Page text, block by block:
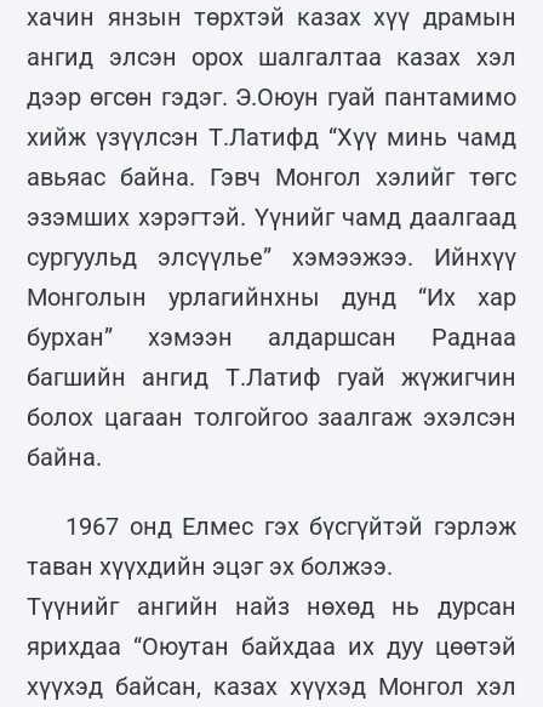
хачин янзын төрхтэй казах хүү драмын
ангид элсэн орох шалгалтаа казах хэл
дээр өгсөн гэдэг. Э.Оюун гуай пантамимо
хийж үзүүлсэн Т.Латифд “Хүү минь чамд
авьяас байна. Гэвч Монгол хэлийг төгс
эзэмших хэрэгтэй. Үүнийг чамд даалгаад
сургуульд элсүүлье” хэмээжээ. Ийнхүү
Монголын урлагийнхны дунд “Их хар
бурхан” хэмээн алдаршсан Раднаа
багшийн ангид Т.Латиф гуай жүжигчин
болох цагаан толгойгоо заалгаж эхэлсэн
байна.
1967 онд Елмес гэх бүсгүйтэй гэрлэж
таван хүүхдийн эцэг эх болжээ.
Түүнийг ангийн найз нөхөд нь дурсан
ярихдаа “Оюутан байхдаа их дуу цөөтэй
хүүхэд байсан, казах хүүхэд Монгол хэл